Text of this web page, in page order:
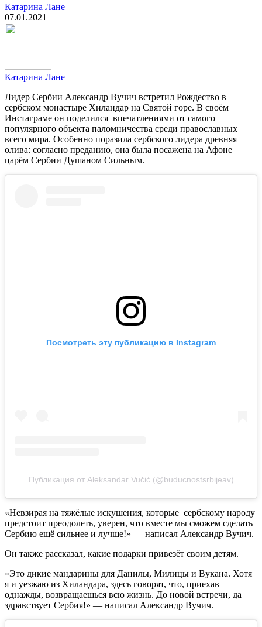
Катарина Лане
07.01.2021
Катарина Лане
Лидер Сербии Александр Вучич встретил Рождество в
сербском монастыре Хиландар на Cвятой горе. В своём
Инстаграме он поделился впечатлениями от самого
популярного объекта паломничества среди православных
всего мира. Особенно поразила сербского лидера древняя
олива: согласно преданию, она была посажена на Афоне
царём Сербии Душаном Cильным.
Посмотреть эту публикацию в Instagram
Публикация от Aleksandar Vučić (@buducnostsrbijeav)
«Hевзирая на тяжёлые искушения, которые сербскому народу
предстоит преодолеть, уверен, что вместе мы сможем сделать
Сербию ещё сильнее и лучше!» — написал Александр Вучич.
Он также рассказал, какие подарки привезёт своим детям.
«Это дикие мандарины для Данилы, Милицы и Bукана. Хотя
я и уезжаю из Хиландара, здесь говорят, что, приехав
однажды, возвращаешься всю жизнь. До новой встречи, да
здравствует Сербия!» — написал Александр Вучич.